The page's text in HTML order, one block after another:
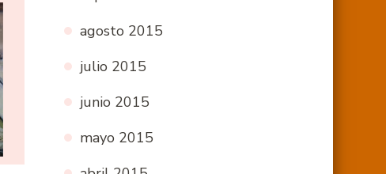
agosto 2015
julio 2015
junio 2015
mayo 2015